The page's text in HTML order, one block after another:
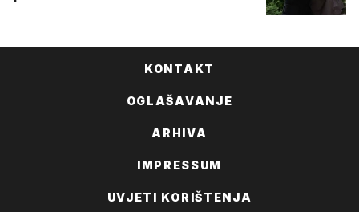
KONTAKT
OGLAŠAVANJE
ARHIVA
IMPRESSUM
UVJETI KORIŠTENJA